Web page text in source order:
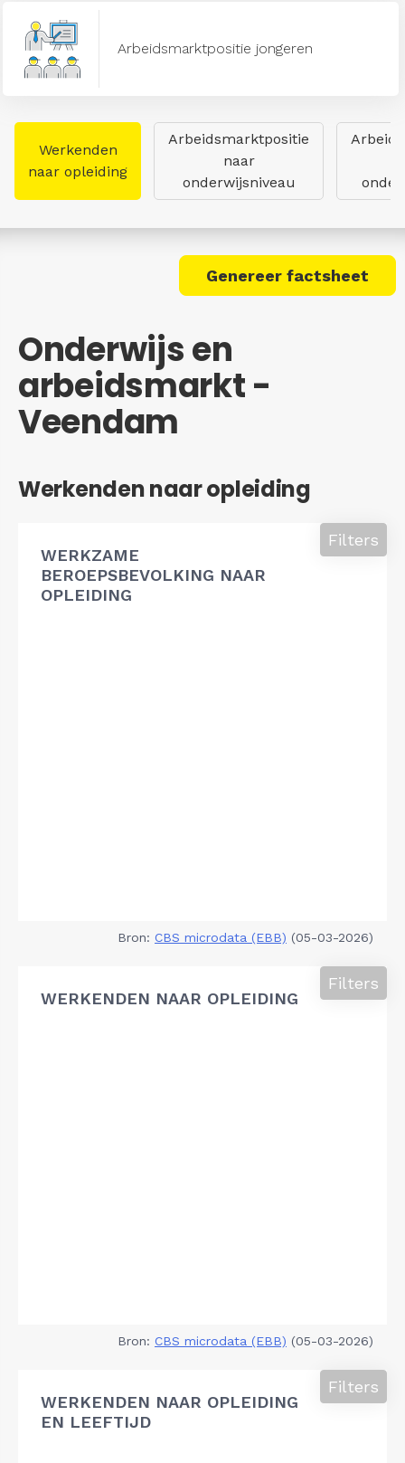
Arbeidsmarktpositie jongeren
Werkenden
naar opleiding
Arbeidsmarktpositie
naar
onderwijsniveau
Genereer factsheet
Onderwijs en
arbeidsmarkt -
Veendam
Werkenden naar opleiding
WERKZAME
BEROEPSBEVOLKING NAAR
OPLEIDING
Filters
Bron: CBS microdata (EBB) (05-03-2026)
WERKENDEN NAAR OPLEIDING
Filters
Bron: CBS microdata (EBB) (05-03-2026)
WERKENDEN NAAR OPLEIDING
EN LEEFTIJD
Filters